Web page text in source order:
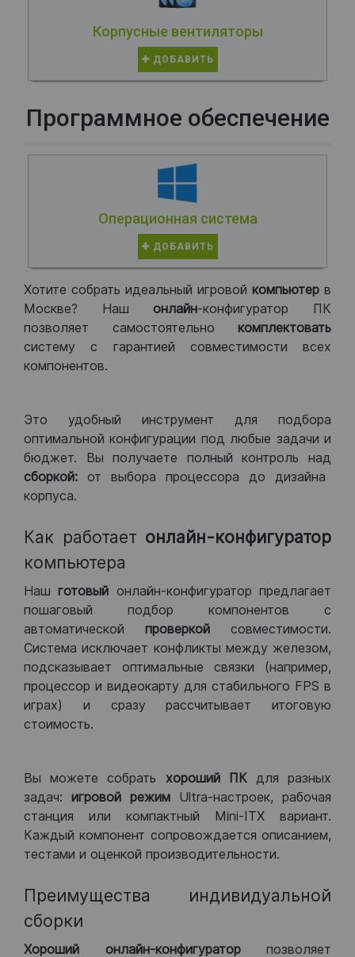
Корпусные вентиляторы
ДОБАВИТЬ
Программное обеспечение
Операционная система
ДОБАВИТЬ
Хотите собрать идеальный игровой компьютер в
Москве? Нашонлайн-конфигуратор ПК
позволяет самостоятельно комплектовать
систему с гарантией совместимости всех
компонентов.
Это удобный инструмент для подбора
оптимальной конфигурации под любые задачи и
бюджет. Вы получаете полный контроль над
сборкой: от выбора процессора до дизайна
корпуса.
Как работает онлайн-конфигуратор
компьютера
Нашготовый онлайн-конфигуратор предлагает
пошаговый подбор компонентов с
автоматической проверкой совместимости.
Система исключает конфликты между железом,
подсказывает оптимальные связки (например,
процессор и видеокарту для стабильного FPS в
играх) и сразу рассчитывает итоговую
стоимость.
Вы можете собрать хороший ПКдля разных
задач: игровой режим Ultra-настроек, рабочая
станция или компактный Mini-ITX вариант.
Каждый компонент сопровождается описанием,
тестами и оценкой производительности.
Преимущества индивидуальной
сборки
Хороший онлайн-конфигураторпозволяет